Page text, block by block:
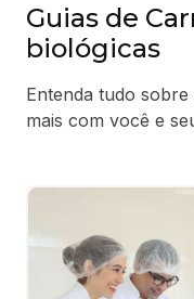
Guias de
biológicas
Entenda tudo
mais com você e